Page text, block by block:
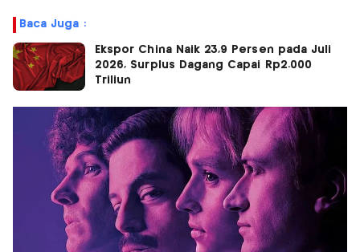
Baca Juga :
Ekspor China Naik 23,9 Persen pada Juli
2026, Surplus Dagang Capai Rp2.000
Triliun